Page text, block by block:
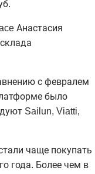
Анастасия
с февралем
было
Sailun, Viatti,
чаще покупать
года. Более чем в